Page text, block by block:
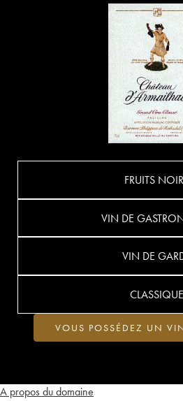
A propos du domaine
FRUITS
VIN DE
VIN DE
CLASSIQUE
VOUS POSSÉDEZ UN